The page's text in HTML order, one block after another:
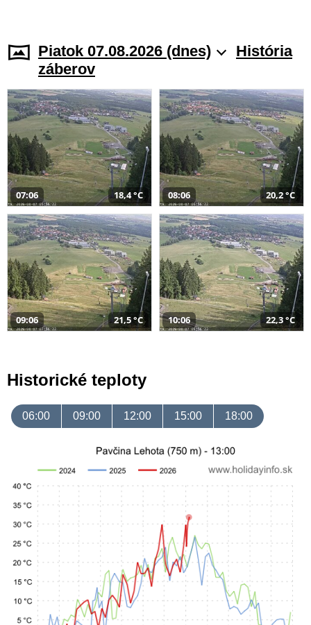
Piatok 07.08.2026 (dnes)
História
záberov
07:06 18,4 °C 08:06 20,2 °C
09:06 21,5 °C 10:06 22,3 °C
Historické teploty
06:00 09:00 12:00 15:00 18:00